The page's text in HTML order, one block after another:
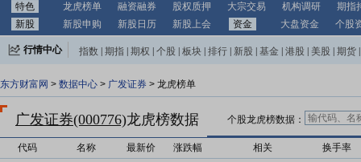
特色 龙虎榜单 融资融券 股权质押 大宗交易 机构调研
期指
新股
新股申购 新股日历 新股上会 资金 大盘资金 个股
行情中心 指数 期指 期权 个股 板块 排行 新股 基金 港股 美股 期货
东方财富网 > 数据中心 > 广发证券 > 龙虎榜单
广发证券(000776)龙虎榜数据 个股龙虎榜数据：
代码 名称 最新价 涨跌幅 相关 换手率